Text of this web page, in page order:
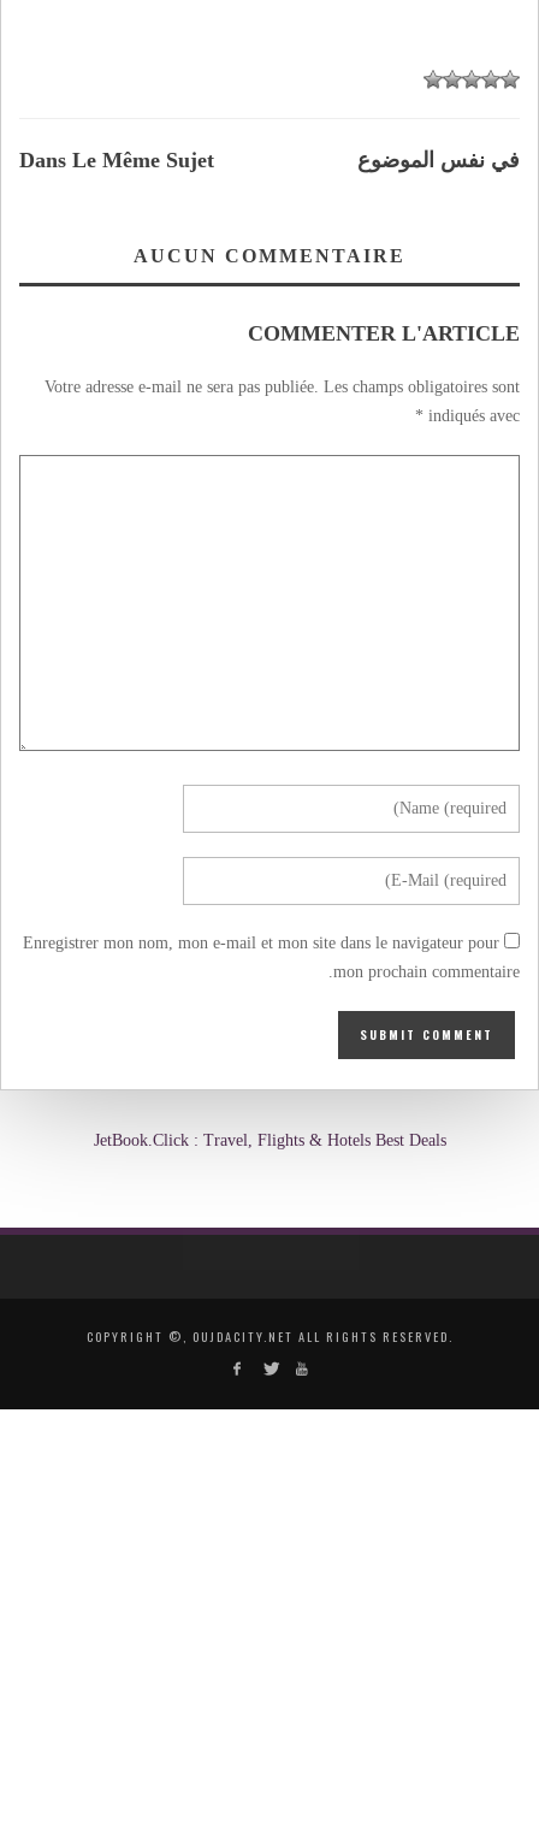
Dans Le Même Sujet في نفس الموضوع
AUCUN COMMENTAIRE
COMMENTER L'ARTICLE
Votre adresse e-mail ne sera pas publiée. Les champs obligatoires sont
indiqués avec
*
Enregistrer mon nom, mon e-mail et mon site dans le navigateur pour
mon prochain commentaire.
JetBook.Click : Travel, Flights & Hotels Best Deals
COPYRIGHT ©, OUJDACITY.NET ALL RIGHTS RESERVED.